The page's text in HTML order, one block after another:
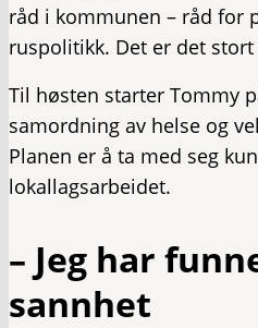
råd i kommunen – råd for
ruspolitikk. Det er det
Til høsten starter Tommy
samordning av helse og
Planen er å ta med seg
lokallagsarbeidet.
– Jeg har
sannhet